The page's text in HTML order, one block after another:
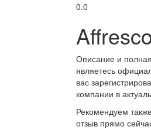
0.0
Описание и
являетесь
вас
компании в
Рекомендуем
отзыв прямо